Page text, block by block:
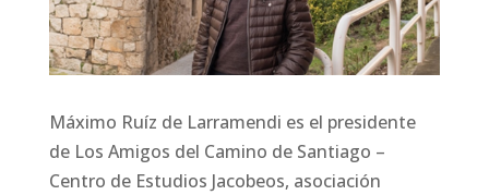
Máximo Ruíz de Larramendi es el presidente
de Los Amigos del Camino de Santiago –
Centro de Estudios Jacobeos, asociación